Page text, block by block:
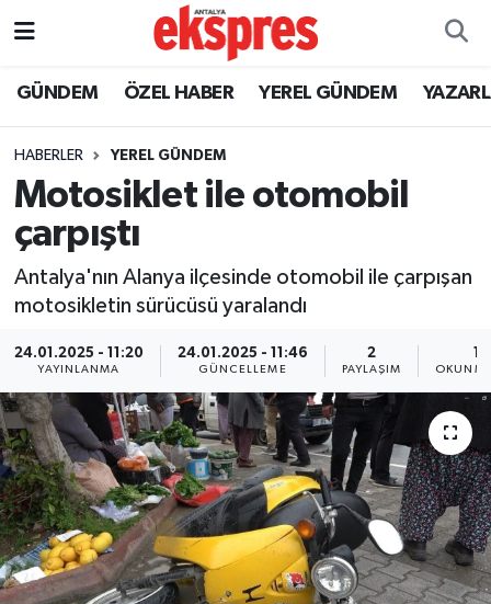
GÜNDEM ÖZEL HABER YEREL GÜNDEM
HABERLER YEREL GÜNDEM
Motosiklet ile otomobil
çarpıştı
Antalya'nın Alanya ilçesinde otomobil ile çarpışan
motosikletin sürücüsü yaralandı
24.01.2025 - 11:20
YAYINLANMA
24.01.2025 - 11:46
GÜNCELLEME
2
PAYLAŞIM
1
ÖZEL HABER
YEREL GÜNDEM
EKONOMİ
KÜLTÜR - SANAT
SPOR
SİYASET
SAĞLIK
DÜNYA
EĞİTİM
Nöbetçi Eczaneler
Trafik Durumu
Süper Lig Puan Durumu ve Fikstür
Tüm Manşetler
Son Dakika Haberleri
Haber Arşivi